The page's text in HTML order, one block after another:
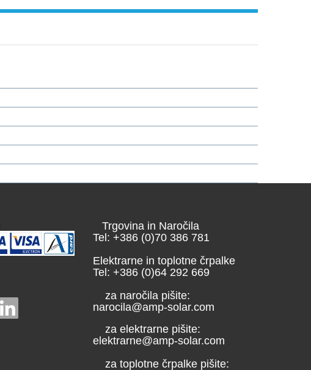
Trgovina in Naročila
Tel: +386 (0)70 386 781
Elektrarne in toplotne črpalke
Tel: +386 (0)64 292 669
za naročila pišite:
narocila@amp-solar.com
za elektrarne pišite:
elektrarne@amp-solar.com
za toplotne črpalke pišite: